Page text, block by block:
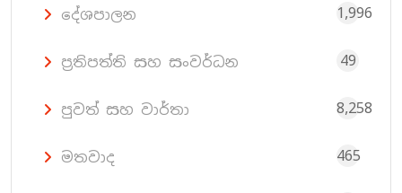
දේශපාලන 1,996
ප්‍රතිපත්ති සහ සංවර්ධන 49
පුවත් සහ වාර්තා 8,258
මතවාද 465